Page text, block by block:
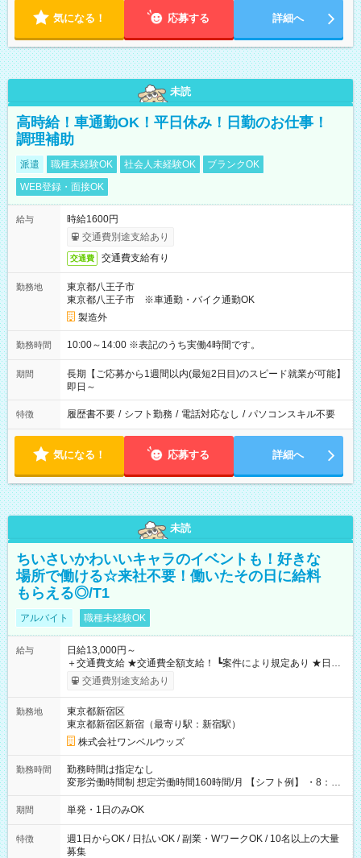
気になる！ 応募する 詳細へ
未読
高時給！車通勤OK！平日休み！日勤のお仕事！
調理補助
派遣 職種未経験OK 社会人未経験OK
ブランクOK
WEB登録・面接OK
給与
時給1600円
交通費別途支給あり
交通費 交通費支給有り
勤務地
東京都八王子市
東京都八王子市 ※車通勤・バイク通勤OK
製造外
勤務時間 10:00～14:00 ※表記のうち実働4時間です。
期間
長期【ご応募から1週間以内(最短2日目)のスピード就業が可能】
即日～
特徴 履歴書不要 / シフト勤務 / 電話対応なし / パソコンスキル不要
気になる！ 応募する 詳細へ
未読
ちいさいかわいいキャラのイベントも！好きな
場所で働ける☆来社不要！働いたその日に給料
もらえる◎/T1
アルバイト 職種未経験OK
給与
日給13,000円～
＋交通費支給 ★交通費全額支給！ ┗案件により規定あり ★日払
いOK！（規定あり） ┗働いたその日に現金GET♪ お仕事後はコ
ンビニATMから 日払い分を引き落とせます！ 【試用期間】試
交通費別途支給あり
勤務地
東京都新宿区
東京都新宿区新宿（最寄り駅：新宿駅）
株式会社ワンベルウッズ
勤務時間
勤務時間は指定なし
変形労働時間制 想定労働時間160時間/月 【シフト例】 ・8：00
～21：00
期間 単発・1日のみOK
特徴
週1日からOK / 日払いOK / 副業・WワークOK / 10名以上の大量
募集